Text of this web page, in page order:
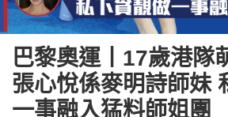
巴黎奧運丨17歲港隊
張心悅係麥明詩師妹
一事融入猛料師姐團